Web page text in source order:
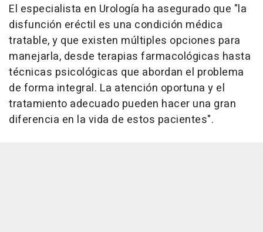
El especialista en Urología ha asegurado que "la
disfunción eréctil es una condición médica
tratable, y que existen múltiples opciones para
manejarla, desde terapias farmacológicas hasta
técnicas psicológicas que abordan el problema
de forma integral. La atención oportuna y el
tratamiento adecuado pueden hacer una gran
diferencia en la vida de estos pacientes".